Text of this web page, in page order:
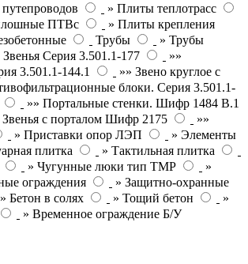
» Плиты теплотрасс
ПТВс
» Плиты крепления
Трубы
» Трубы
Звенья Серия 3.501.1-177
»»
3.501.1-144.1
»» Звено круглое с
блоки. Серия 3.501.1-
»» Портальные стенки. Шифр 1484 В.1
Звенья с порталом Шифр 2175
»»
» Приставки опор ЛЭП
» Элементы
плитка
» Тактильная плитка
» Чугунные люки тип ТМР
»
ограждения
» Защитно-охранные
» Бетон в солях » Тощий бетон
»
» Временное ограждение Б/У